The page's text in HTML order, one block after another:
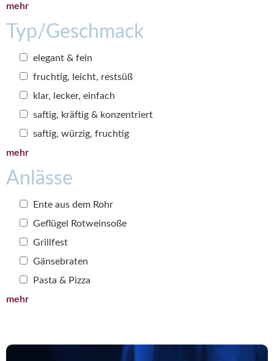
mehr
Typ/Geschmack
elegant & fein
fruchtig, leicht, restsüß
klar, lecker, einfach
saftig, kräftig & konzentriert
saftig, würzig, fruchtig
mehr
Anlässe
Ente aus dem Rohr
Geflügel Rotweinsoße
Grillfest
Gänsebraten
Pasta & Pizza
mehr